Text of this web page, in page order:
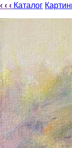
‹ ‹ ‹ Каталог